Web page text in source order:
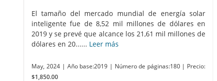
El tamaño del mercado mundial de energía solar
inteligente fue de 8,52 mil millones de dólares en
2019 y se prevé que alcance los 21,61 mil millones de
dólares en 20...... Leer más
May, 2024 | Año base:2019 | Número de páginas:180 | Precio:
$1,850.00